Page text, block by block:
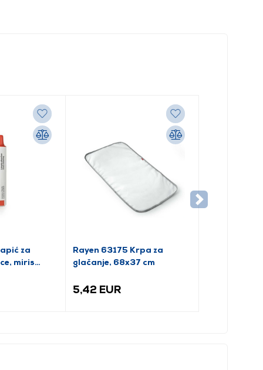
za
miris
Rayen 63175 Krpa za
glačanje, 68x37 cm
5,42 EUR